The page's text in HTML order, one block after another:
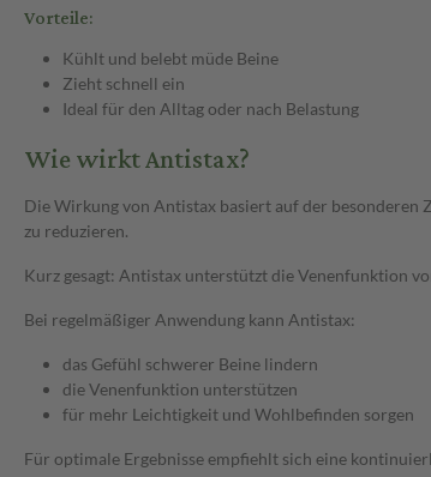
Vorteile:
Kühlt und belebt müde Beine
Zieht schnell ein
Ideal für den Alltag oder nach Belastung
Wie wirkt Antistax?
Die Wirkung von Antistax basiert auf der besonderen
zu reduzieren.
Kurz gesagt: Antistax unterstützt die Venenfunktion
Bei regelmäßiger Anwendung kann Antistax:
das Gefühl schwerer Beine lindern
die Venenfunktion unterstützen
für mehr Leichtigkeit und Wohlbefinden sorgen
Für optimale Ergebnisse empfiehlt sich eine